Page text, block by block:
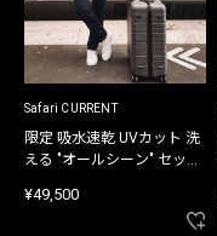
Safari CURRENT
限定 吸水速乾 UVカット 洗
える "オールシーン" セット
¥49,500